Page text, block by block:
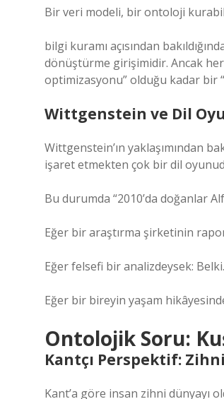
Bir veri modeli, bir ontoloji
bilgi kuramı açısından
dönüştürme girişimidir. Ancak her
optimizasyonu” olduğu kadar bir
Wittgenstein ve Dil
Wittgenstein’ın yaklaşımından
işaret etmekten çok bir dil
Bu durumda “2010’da doğanlar
Eğer bir araştırma şirketinin
Eğer felsefi bir analizdeysek: Belki.
Eğer bir bireyin yaşam
Ontolojik Soru:
Kantçı Perspektif:
Kant’a göre insan zihni dünyayı